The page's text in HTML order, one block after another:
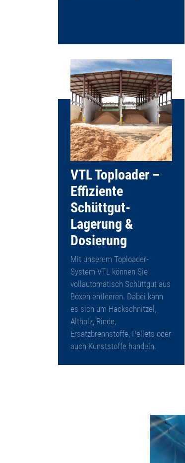
VTL Toploader –
Effiziente
Schüttgut-
Lagerung &
Dosierung
Mit unserem Toploader-
System VTL können Sie
vollautomatisch Schüttgut aus
Boxen entleeren. Dabei kann
es sich um Hackschnitzel,
Altholz, Rinde,
Ersatzbrennstoffe, Pellets oder
auch Kunststoffe handeln.